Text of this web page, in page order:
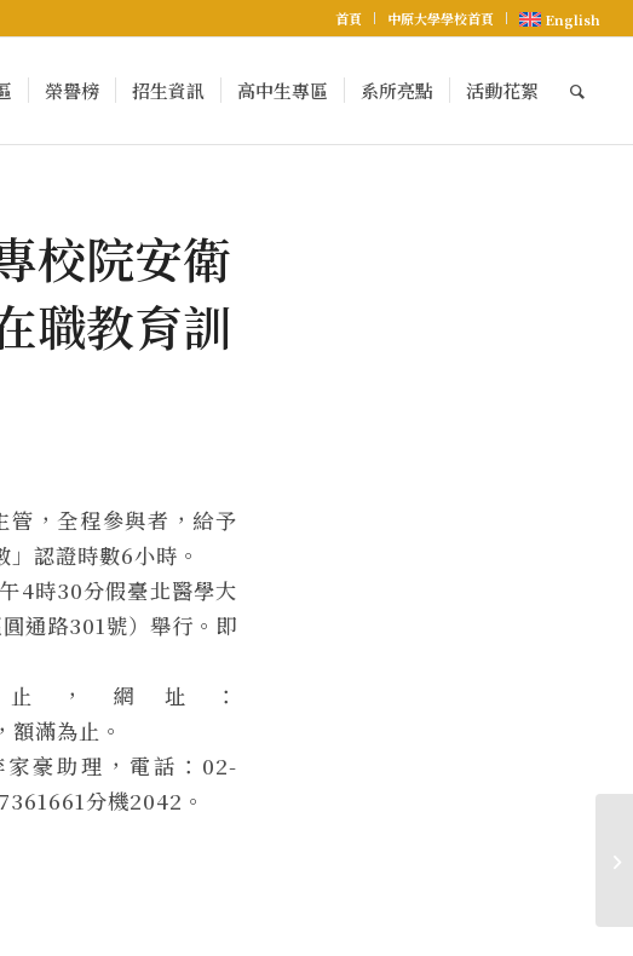
首頁 中原大學學校首頁 English
榮譽榜 招生資訊 高中生專區 系所亮點 活動花絮
校院安衛
職教育訓
管，全程參與者，給予
」認證時數6小時。
4時30分假臺北醫學大
通路301號）舉行。即
，網址：
滿為止。
豪助理，電話：02-
分機2042。